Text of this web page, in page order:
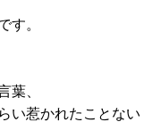
を収集・利用いた
であり、お客様が
当方が本方針に則
す。
葉、
い惹かれたことない